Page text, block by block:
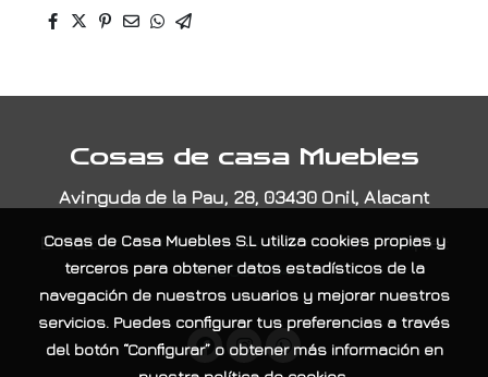
Cosas de casa Muebles
Avinguda de la Pau, 28, 03430 Onil, Alacant
E-Mail:contacta@cosasdecasamuebles.com|Tel:
965565404
Cosas de Casa Muebles S.Lutiliza cookies propias y
terceros para obtener datos estadísticos de la
navegación de nuestros usuarios y mejorar nuestros
servicios. Puedes configurar tus preferencias a través
del botón “Configurar” o obtener más información en